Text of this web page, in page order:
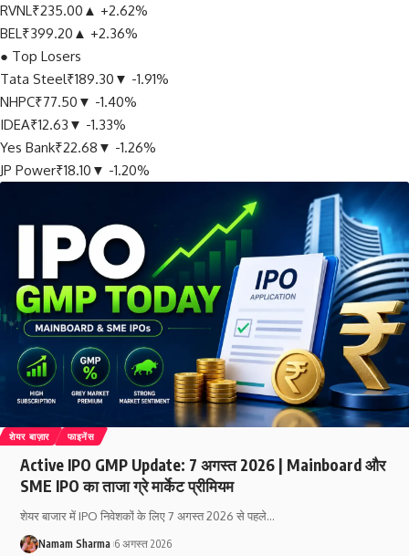
RVNL₹235.00 ▲ +2.62%
BEL₹399.20 ▲ +2.36%
● Top Losers
Tata Steel₹189.30 ▼ -1.91%
NHPC₹77.50 ▼ -1.40%
IDEA₹12.63 ▼ -1.33%
Yes Bank₹22.68 ▼ -1.26%
JP Power₹18.10 ▼ -1.20%
शेयर बाज़ार फाइनेंस
Active IPO GMP Update: 7 अगस्त 2026 | Mainboard और
SME IPO का ताजा ग्रे मार्केट प्रीमियम
शेयर बाजार में IPO निवेशकों के लिए 7 अगस्त 2026 से पहले…
Namam Sharma 6 अगस्त 2026